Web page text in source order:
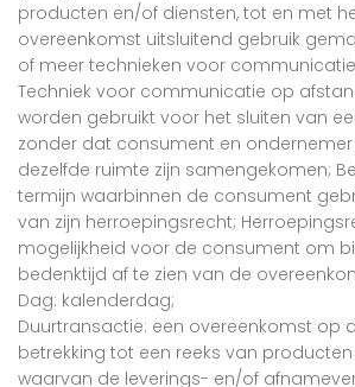
producten en/of diensten, tot en met
overeenkomst uitsluitend gebruik
of meer technieken voor
Techniek voor communicatie op
worden gebruikt voor het sluiten van
zonder dat consument en ondernemer
dezelfde ruimte zijn samengekomen;
termijn waarbinnen de consument
van zijn herroepingsrecht;
mogelijkheid voor de consument om
bedenktijd af te zien van de
Dag: kalenderdag;
Duurtransactie: een overeenkomst op
betrekking tot een reeks van
waarvan de leverings- en/of